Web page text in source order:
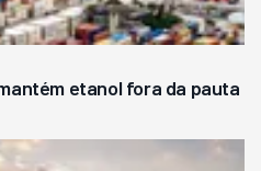
etanol fora da pauta